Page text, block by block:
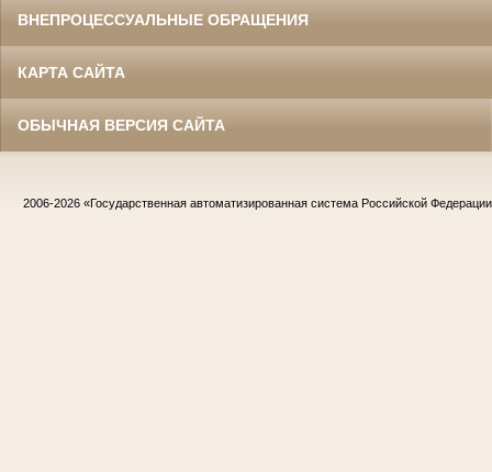
ВНЕПРОЦЕССУАЛЬНЫЕ ОБРАЩЕНИЯ
КАРТА САЙТА
ОБЫЧНАЯ ВЕРСИЯ САЙТА
2006-2026 «Государственная автоматизированная система Российской